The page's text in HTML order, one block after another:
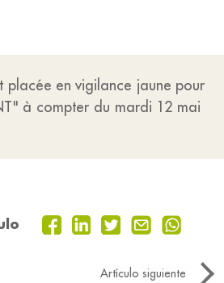
placée en vigilance jaune pour
à compter du mardi 12 mai
Artículo siguiente